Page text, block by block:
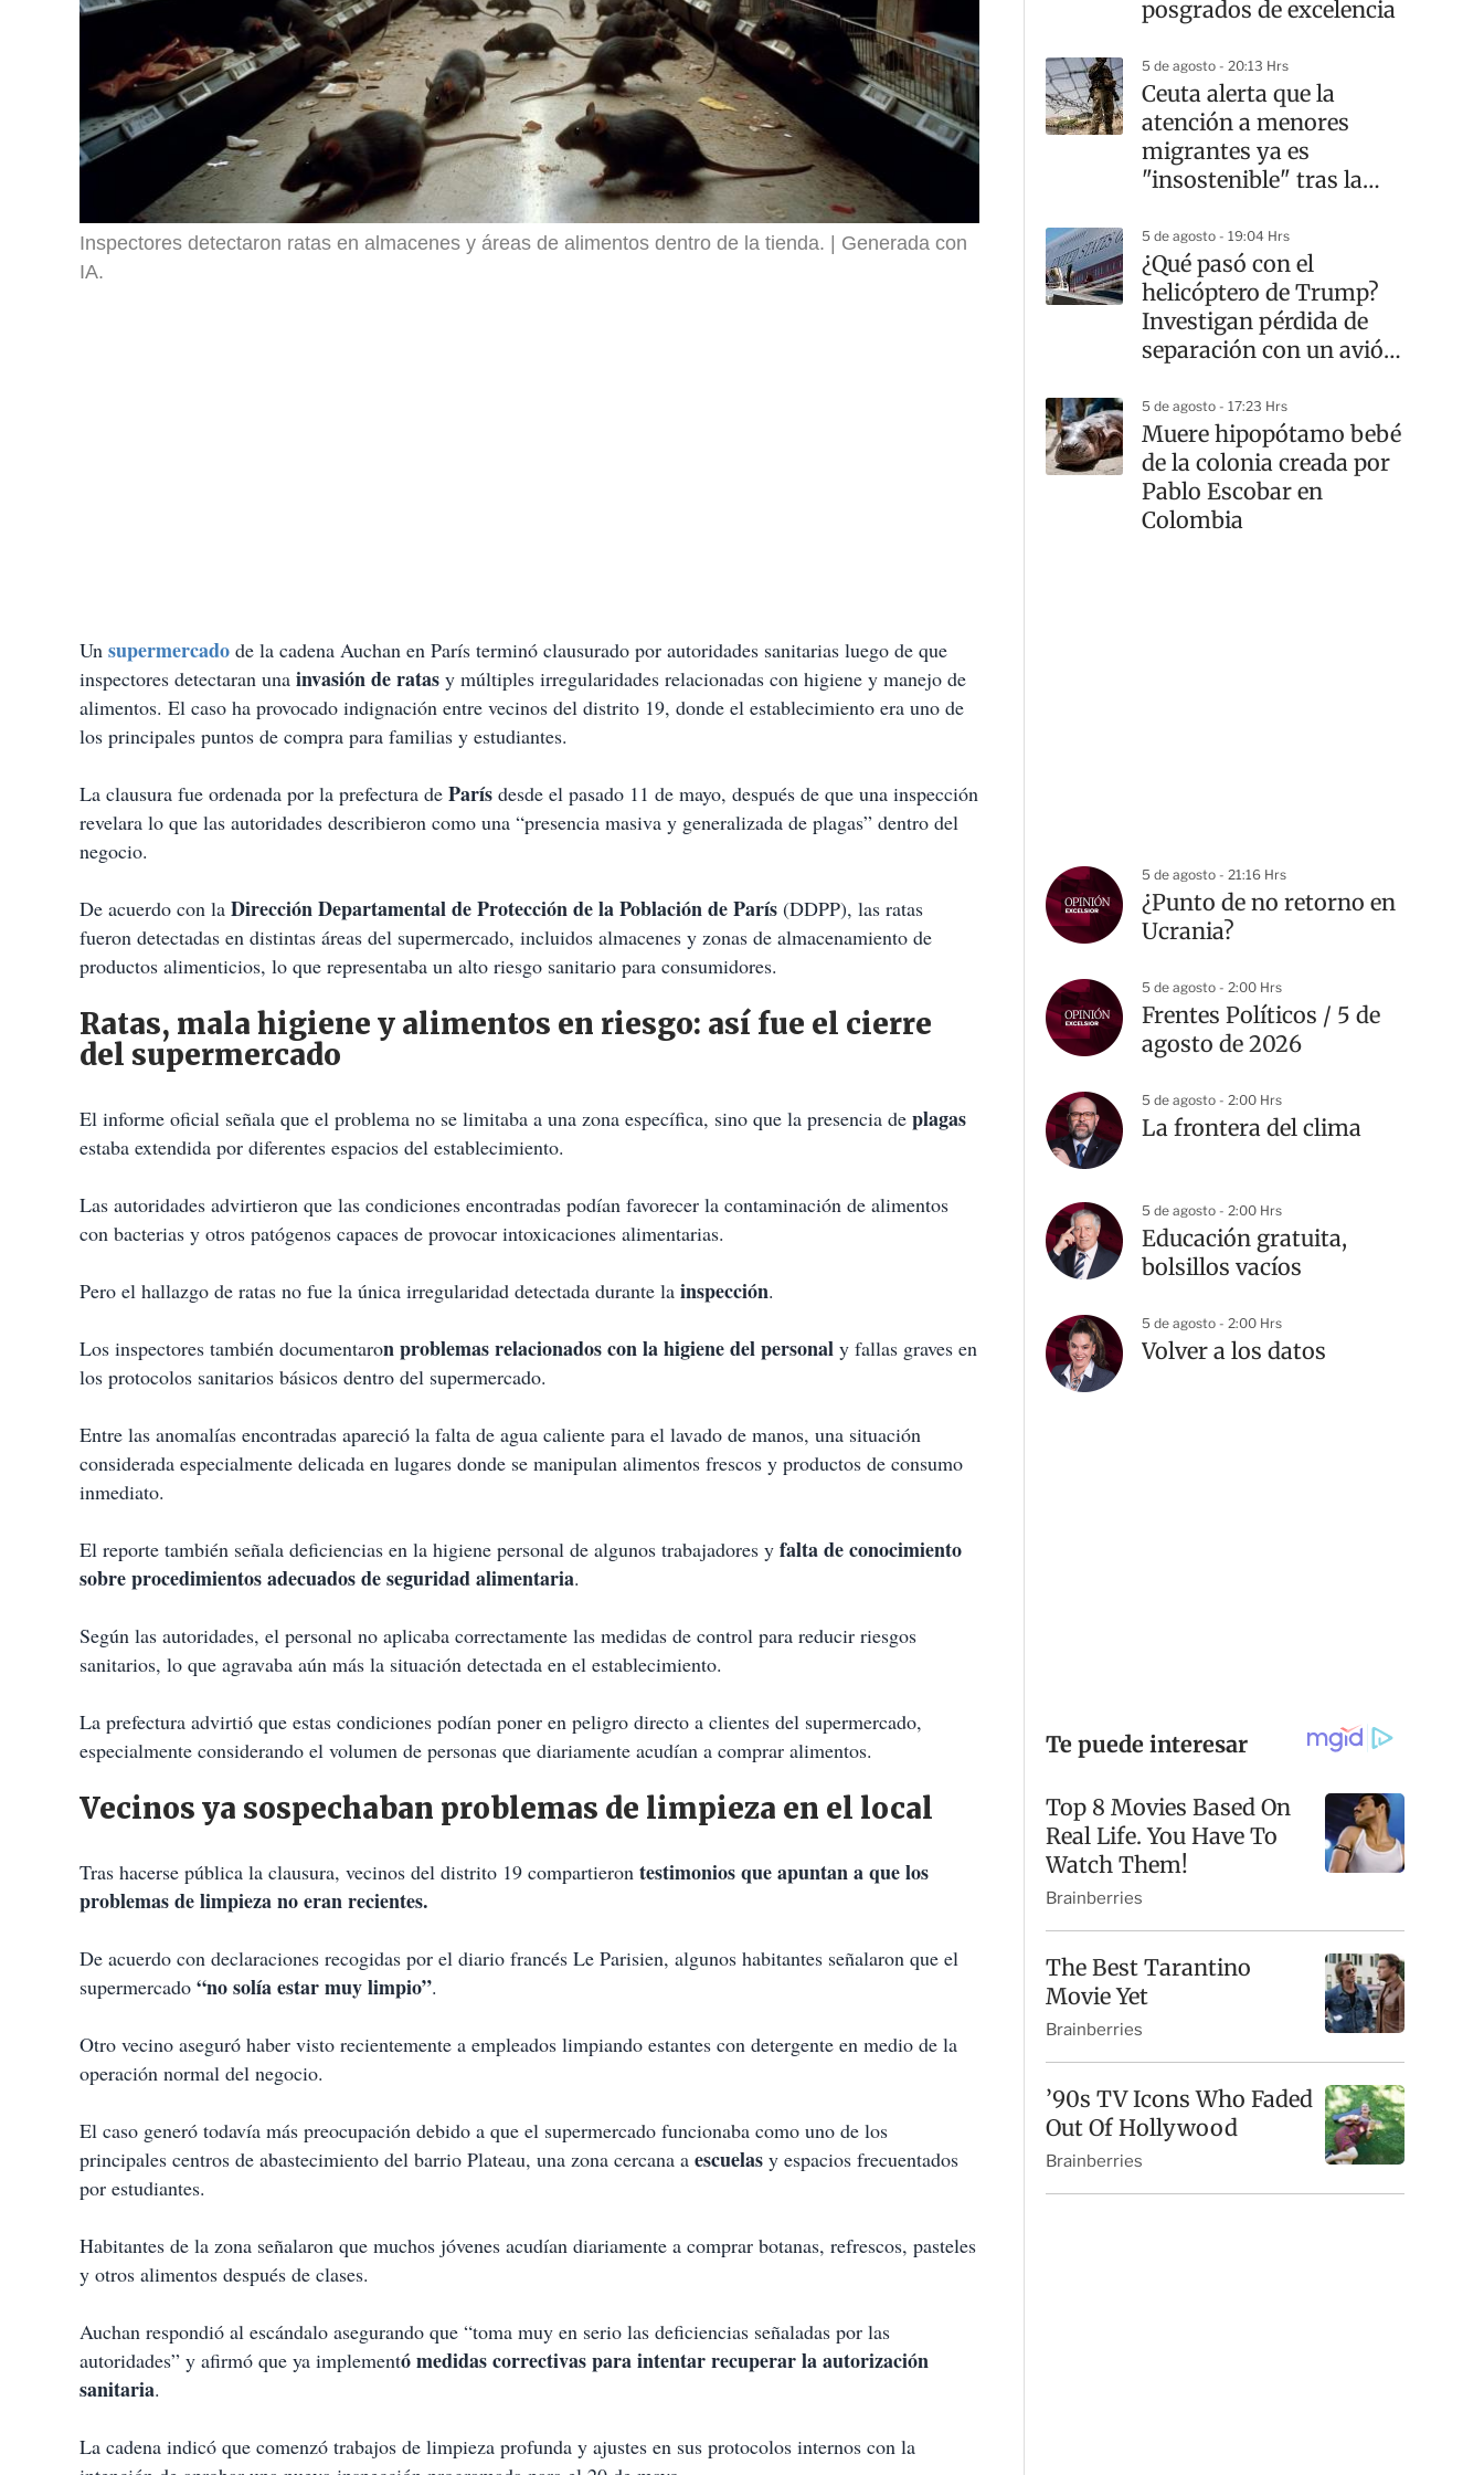
Inspectores detectaron ratas en almacenes y áreas de alimentos dentro de la tienda.
Generada con
IA.
Un supermercado de la cadena Auchan en París terminó clausurado por autoridades sanitarias luego de que
inspectores detectaran una invasión de ratas y múltiples irregularidades relacionadas con higiene y manejo de
alimentos. El caso ha provocado indignación entre vecinos del distrito 19, donde el establecimiento era uno de
los principales puntos de compra para familias y estudiantes.
La clausura fue ordenada por la prefectura de París desde el pasado 11 de mayo, después de que una inspección
revelara lo que las autoridades describieron como una “presencia masiva y generalizada de plagas” dentro del
negocio.
De acuerdo con la Dirección Departamental de Protección de la Población de París (DDPP), las ratas
fueron detectadas en distintas áreas del supermercado, incluidos almacenes y zonas de almacenamiento de
productos alimenticios, lo que representaba un alto riesgo sanitario para consumidores.
Ratas, mala higiene y alimentos en riesgo: así fue el cierre
del supermercado
El informe oficial señala que el problema no se limitaba a una zona específica, sino que la presencia de plagas
estaba extendida por diferentes espacios del establecimiento.
Las autoridades advirtieron que las condiciones encontradas podían favorecer la contaminación de alimentos
con bacterias y otros patógenos capaces de provocar intoxicaciones alimentarias.
Pero el hallazgo de ratas no fue la única irregularidad detectada durante la inspección.
Los inspectores también documentaron problemas relacionados con la higiene del personal y fallas graves en
los protocolos sanitarios básicos dentro del supermercado.
Entre las anomalías encontradas apareció la falta de agua caliente para el lavado de manos, una situación
considerada especialmente delicada en lugares donde se manipulan alimentos frescos y productos de consumo
inmediato.
El reporte también señala deficiencias en la higiene personal de algunos trabajadores y falta de conocimiento
sobre procedimientos adecuados de seguridad alimentaria.
Según las autoridades, el personal no aplicaba correctamente las medidas de control para reducir riesgos
sanitarios, lo que agravaba aún más la situación detectada en el establecimiento.
La prefectura advirtió que estas condiciones podían poner en peligro directo a clientes del supermercado,
especialmente considerando el volumen de personas que diariamente acudían a comprar alimentos.
Vecinos ya sospechaban problemas de limpieza en el local
Tras hacerse pública la clausura, vecinos del distrito 19 compartieron testimonios que apuntan a que los
problemas de limpieza no eran recientes.
De acuerdo con declaraciones recogidas por el diario francés Le Parisien, algunos habitantes señalaron que el
supermercado “no solía estar muy limpio”.
Otro vecino aseguró haber visto recientemente a empleados limpiando estantes con detergente en medio de la
operación normal del negocio.
El caso generó todavía más preocupación debido a que el supermercado funcionaba como uno de los
principales centros de abastecimiento del barrio Plateau, una zona cercana a escuelas y espacios frecuentados
por estudiantes.
Habitantes de la zona señalaron que muchos jóvenes acudían diariamente a comprar botanas, refrescos, pasteles
y otros alimentos después de clases.
Auchan respondió al escándalo asegurando que “toma muy en serio las deficiencias señaladas por las
autoridades” y afirmó que ya implementó medidas correctivas para intentar recuperar la autorización
sanitaria.
La cadena indicó que comenzó trabajos de limpieza profunda y ajustes en sus protocolos internos con la
posgrados de excelencia
5 de agosto - 20:13 Hrs
Ceuta alerta que la
atención a menores
migrantes ya es
"insostenible" tras la
5 de agosto - 19:04 Hrs
¿Qué pasó con el
helicóptero de Trump?
Investigan pérdida de
separación con un avión
5 de agosto - 17:23 Hrs
Muere hipopótamo bebé
de la colonia creada por
Pablo Escobar en
Colombia
5 de agosto - 21:16 Hrs
¿Punto de no retorno en
Ucrania?
5 de agosto - 2:00 Hrs
Frentes Políticos / 5 de
agosto de 2026
5 de agosto - 2:00 Hrs
La frontera del clima
5 de agosto - 2:00 Hrs
Educación gratuita,
bolsillos vacíos
5 de agosto - 2:00 Hrs
Volver a los datos